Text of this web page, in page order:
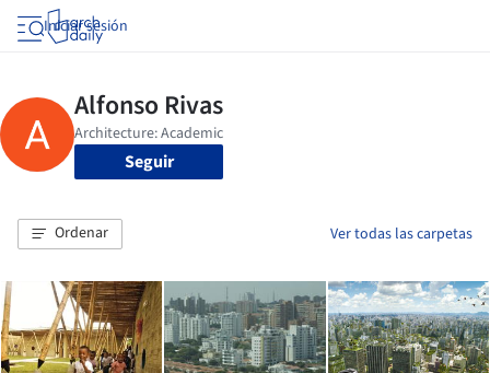
Iniciar sesión
Seguir
Ordenar Ver todas las carpetas